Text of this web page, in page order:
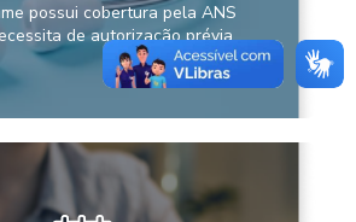
possui cobertura pela ANS
de autorização prévia